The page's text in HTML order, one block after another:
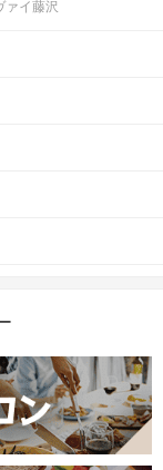
ァイ藤沢